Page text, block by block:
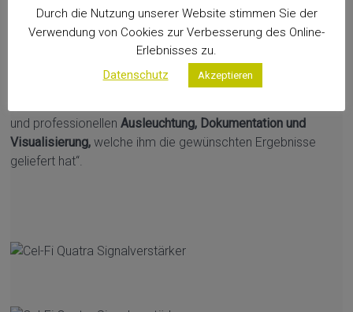
Messergebnisse über die Pläne „gelegt“ und so das Ergebnis
visuell dargestellt.
Der Daimler IT Fachbereich verantwortlich für Mobilfunk
Themen bei der Daimler AG spricht von einer „sehr guten
und professionellenAusleuchtung, Dokumentation und
Visualisierung,welche ihm die gewünschten Ergebnisse
geliefert hat“.
Durch die Nutzung unserer Website stimmen Sie der
Verwendung von Cookies zur Verbesserung des Online-
Erlebnisses zu.
Datenschutz
Akzeptieren